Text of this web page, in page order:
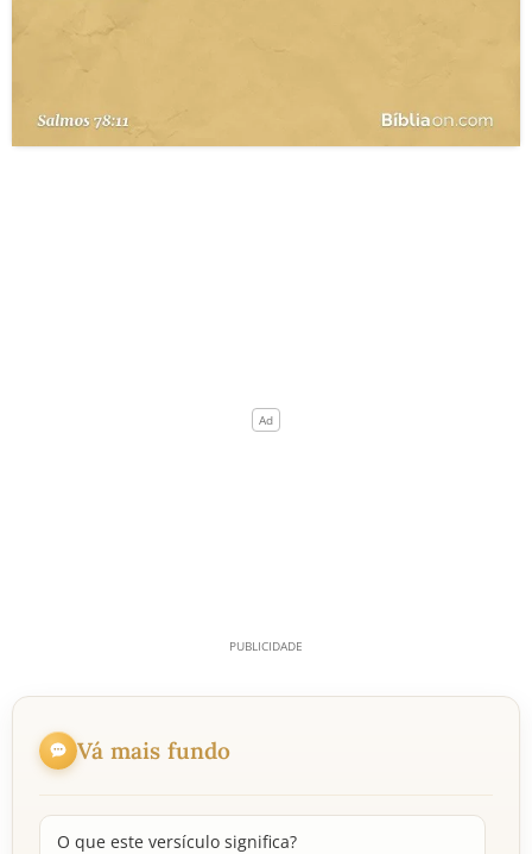
PERGUNTE À BÍBLIA
Vá mais fundo
O que este versículo significa?